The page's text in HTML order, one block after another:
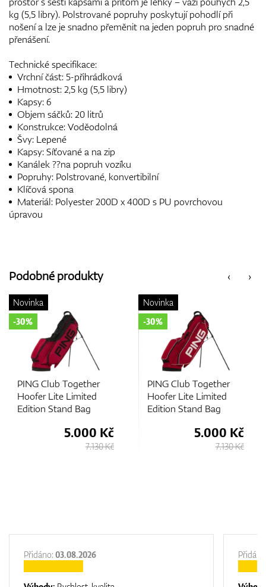
kg (5,5 libry). Polstrované popruhy poskytují pohodlí při
nošení a lze je snadno přeměnit na jeden popruh pro snadné
přenášení.
Technické specifikace:
Vrchní část: 5-přihrádková
Hmotnost: 2,5 kg (5,5 libry)
Kapsy: 6
Objem sáčků: 20 litrů
Konstrukce: Voděodolná
Švy: Lepené
Kapsy: Síťované a na zip
Kanálek ??na popruh vozíku
Popruhy: Polstrované, konvertibilní
Klíčová spona
Materiál: Polyester 200D x 400D s PU povrchovou
úpravou
‹
Podobné produkty ›
PING Club Together
Hoofer Lite Limited
Edition Stand Bag
Novinka
-30%
5.000 Kč
7.130 Kč
PING Club Together
Hoofer Lite Limited
Edition Stand Bag
Novinka
-30%
5.000 Kč
7.130 Kč
Přidáno: 03.08.2026